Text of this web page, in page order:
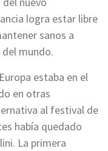
logra estar libre
sanos a
mundo.
estaba en el
en otras
al festival de
había quedado
La primera